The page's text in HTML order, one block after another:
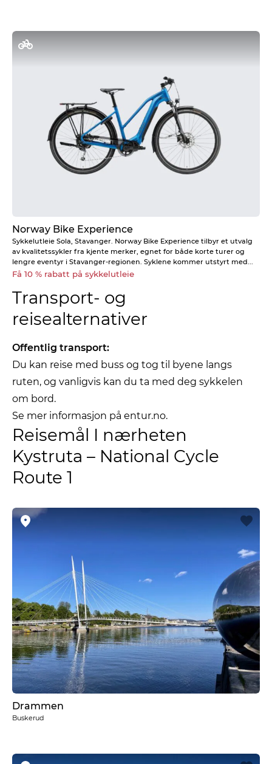
Norway Bike Experience
Sykkelutleie Sola, Stavanger. Norway Bike Experience tilbyr et utvalg
av kvalitetssykler fra kjente merker, egnet for både korte turer og
lengre eventyr i Stavanger-regionen. Syklene kommer utstyrt med...
Få 10 % rabatt på sykkelutleie
Transport- og
reisealternativer
Offentlig transport:
Du kan reise med buss og tog til byene langs
ruten, og vanligvis kan du ta med deg sykkelen
om bord.
Se mer informasjon på entur.no.
Reisemål I nærheten
Kystruta – National Cycle
Route 1
Drammen
Buskerud